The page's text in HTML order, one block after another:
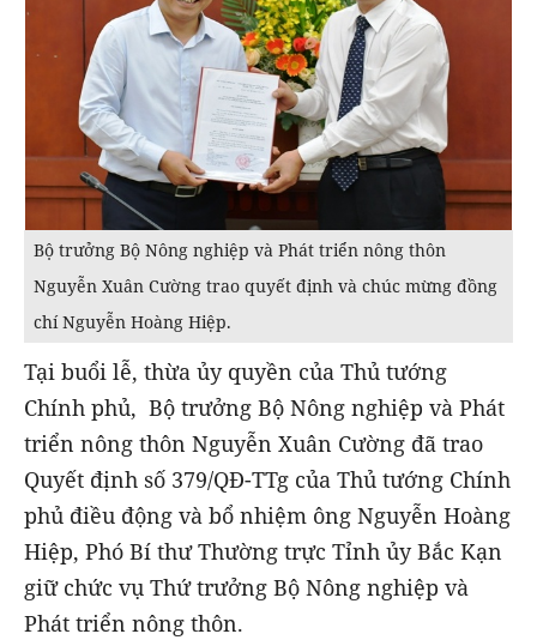
Bộ trưởng Bộ Nông nghiệp và Phát triển nông thôn
Nguyễn Xuân Cường trao quyết định và chúc mừng đồng
chí Nguyễn Hoàng Hiệp.
Tại buổi lễ, thừa ủy quyền của Thủ tướng
Chính phủ, Bộ trưởng Bộ Nông nghiệp và Phát
triển nông thôn Nguyễn Xuân Cường đã trao
Quyết định số 379/QĐ-TTg của Thủ tướng Chính
phủ điều động và bổ nhiệm ông Nguyễn Hoàng
Hiệp, Phó Bí thư Thường trực Tỉnh ủy Bắc Kạn
giữ chức vụ Thứ trưởng Bộ Nông nghiệp và
Phát triển nông thôn.